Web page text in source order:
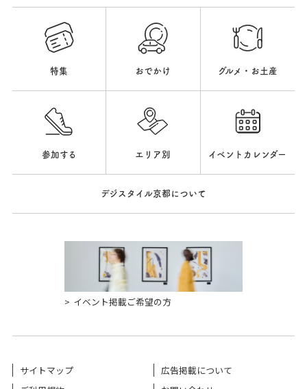
特集 おでかけ グルメ・お土産
参加する エリア別 イベントカレンダー
デジスタイル京都について
イベント掲載ご希望の方
サイトマップ
広告掲載について